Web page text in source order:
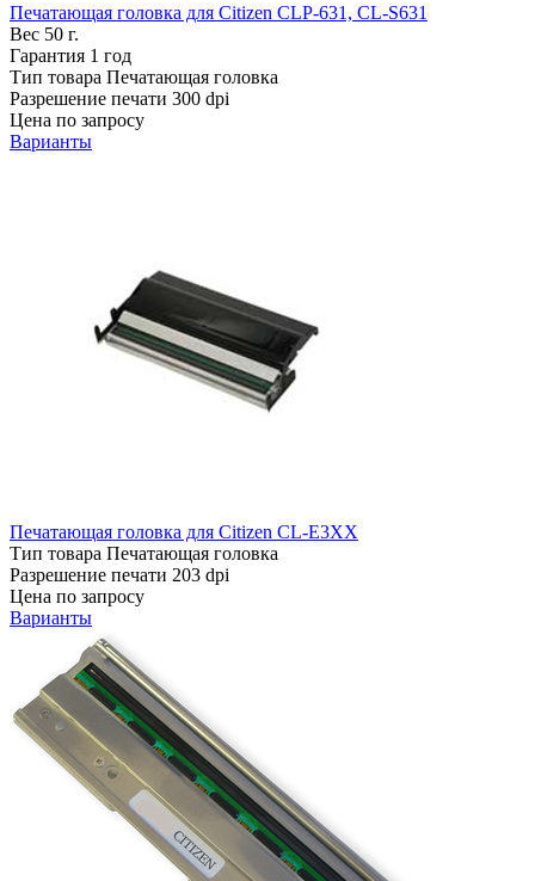
Печатающая головка для Citizen CLP-631, CL-S631
Вес 50 г.
Гарантия 1 год
Тип товара Печатающая головка
Разрешение печати 300 dpi
Цена по запросу
Варианты
Печатающая головка для Citizen CL-E3XX
Тип товара Печатающая головка
Разрешение печати 203 dpi
Цена по запросу
Варианты